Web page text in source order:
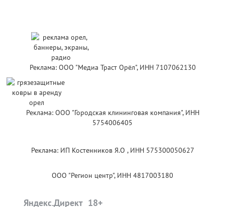
Реклама: ООО "Медиа Траст Орёл", ИНН 7107062130
Реклама: ООО "Городская клининговая компания", ИНН
5754006405
Реклама: ИП Костенников Я.О , ИНН 575300050627
ООО "Регион центр", ИНН 4817003180
Яндекс.Директ